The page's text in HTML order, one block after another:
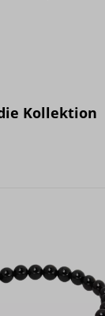
überspringen
Kollektion